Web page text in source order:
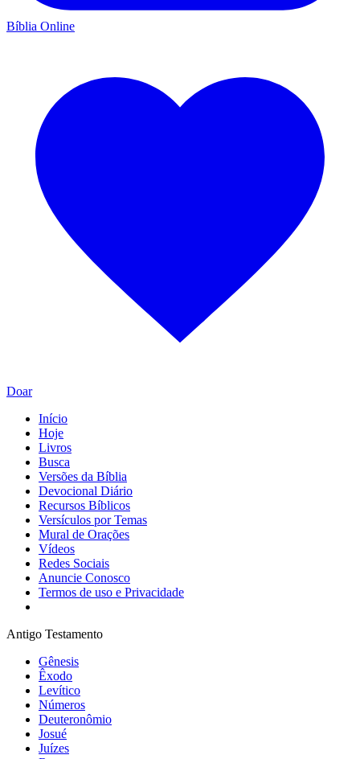
Bíblia Online
Doar
Início
Hoje
Livros
Busca
Versões da Bíblia
Devocional Diário
Recursos Bíblicos
Versículos por Temas
Mural de Orações
Vídeos
Redes Sociais
Anuncie Conosco
Termos de uso e Privacidade
Antigo Testamento
Gênesis
Êxodo
Levítico
Números
Deuteronômio
Josué
Juízes